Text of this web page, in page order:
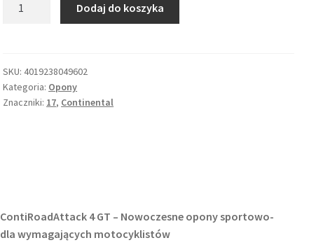
GT
120/70
ZR
Dodaj do koszyka
SKU:4019238049602
Kategoria: Opony
Znaczniki: 17, Continental
4 GT – Nowoczesne opony sportowo-
wymagających motocyklistów